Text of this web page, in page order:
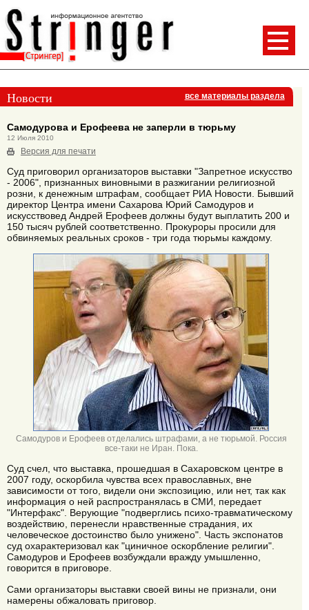
Новости все материалы раздела
Самодурова и Ерофеева не заперли в тюрьму
12 Июля 2010
Версия для печати
Суд приговорил организаторов выставки "Запретное искусство
- 2006", признанных виновными в разжигании религиозной
розни, к денежным штрафам, сообщает РИА Новости. Бывший
директор Центра имени Сахарова Юрий Самодуров и
искусствовед Андрей Ерофеев должны будут выплатить 200 и
150 тысяч рублей соответственно. Прокуроры просили для
обвиняемых реальных сроков - три года тюрьмы каждому.
Самодуров и Ерофеев отделались штрафами, а не тюрьмой. Россия
все-таки не Иран. Пока.
Суд счел, что выставка, прошедшая в Сахаровском центре в
2007 году, оскорбила чувства всех православных, вне
зависимости от того, видели они экспозицию, или нет, так как
информация о ней распространялась в СМИ, передает
"Интерфакс". Верующие "подверглись психо-травматическому
воздействию, перенесли нравственные страдания, их
человеческое достоинство было унижено". Часть экспонатов
суд охарактеризовал как "циничное оскорбление религии".
Самодуров и Ерофеев возбуждали вражду умышленно,
говорится в приговоре.
Сами организаторы выставки своей вины не признали, они
намерены обжаловать приговор.